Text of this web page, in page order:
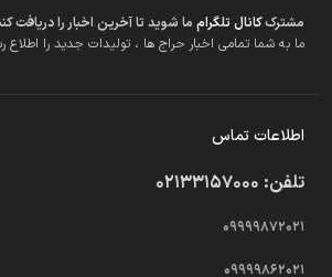
مشترککانال تلگرام ما شوید تا آخرین اخبار را دریافت
ما به شما تمامی اخبار حراج ها ، تولیدات جدید را اطلاع
اطلاعات تماس
تلفن: 02133157000
09999872021
09999862021